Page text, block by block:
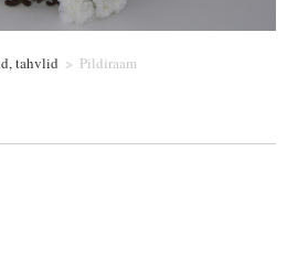
tahvlid > Pildiraam